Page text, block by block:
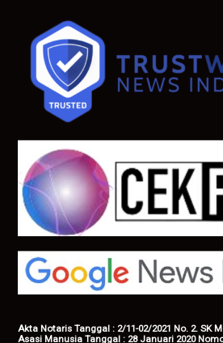
Akta Notaris Tanggal : 2/11-02/2021 No. 2. SK
Asasi Manusia Tanggal : 28 Januari 2020